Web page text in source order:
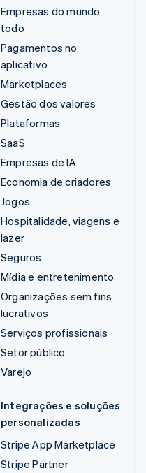
Empresas do mundo
todo
Pagamentos no
aplicativo
Marketplaces
Gestão dos valores
Plataformas
SaaS
Empresas de IA
Economia de criadores
Jogos
Hospitalidade, viagens e
lazer
Seguros
Mídia e entretenimento
Organizações sem fins
lucrativos
Serviços profissionais
Setor público
Varejo
Integrações e soluções
personalizadas
Stripe App Marketplace
Stripe Partner